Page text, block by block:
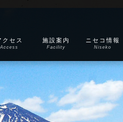
クセス
Access
施設案内
Facility
ニセコ情報
Niseko